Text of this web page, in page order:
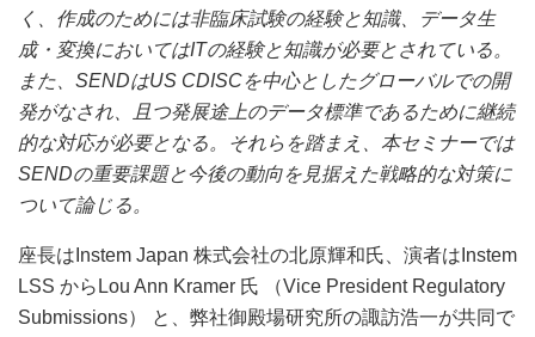
く、作成のためには非臨床試験の経験と知識、データ生
成・変換においてはITの経験と知識が必要とされている。
また、SENDはUS CDISCを中心としたグローバルでの開
発がなされ、且つ発展途上のデータ標準であるために継続
的な対応が必要となる。それらを踏まえ、本セミナーでは
SENDの重要課題と今後の動向を見据えた戦略的な対策に
ついて論じる。
座長はInstem Japan 株式会社の北原輝和氏、演者はInstem
LSS からLou Ann Kramer 氏 （Vice President Regulatory
Submissions） と、弊社御殿場研究所の諏訪浩一が共同で